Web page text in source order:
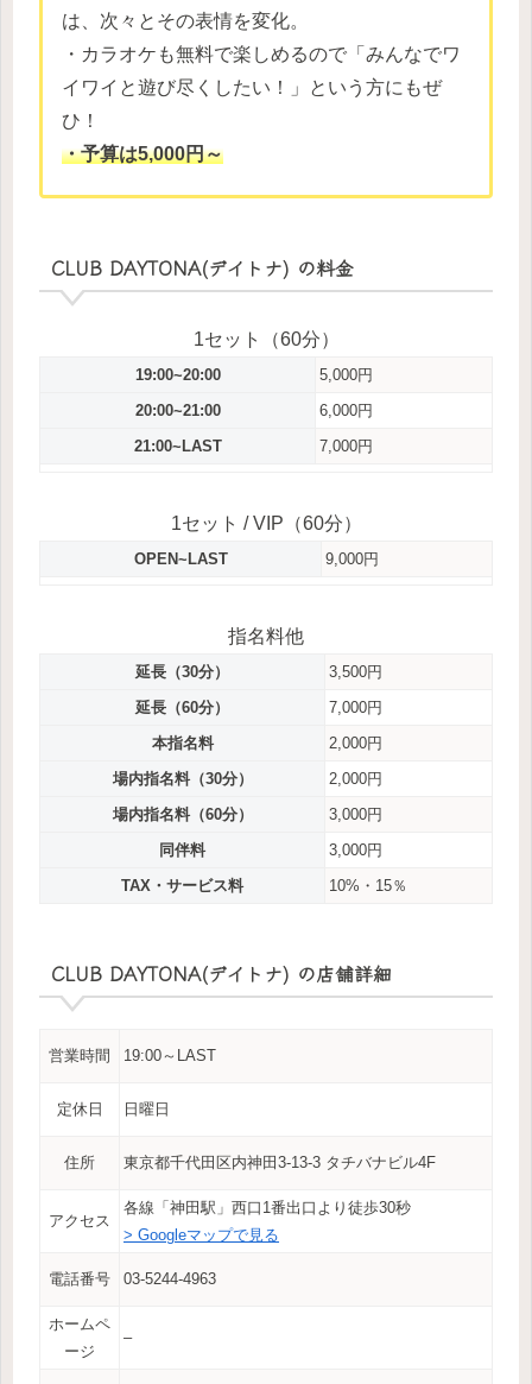
は、次々とその表情を変化。
・カラオケも無料で楽しめるので「みんなでワ
イワイと遊び尽くしたい！」という方にもぜ
ひ！
・予算は5,000円～
CLUB DAYTONA(デイトナ) の料金
1セット（60分）
19:00~20:00
5,000円
20:00~21:00
6,000円
21:00~LAST
7,000円
1セット / VIP（60分）
OPEN~LAST 9,000円
指名料他
延長（30分）
3,500円
延長（60分）
7,000円
本指名料
2,000円
場内指名料（30分）
2,000円
場内指名料（60分）
3,000円
同伴料
3,000円
TAX・サービス料
10%・15％
CLUB DAYTONA(デイトナ) の店舗詳細
営業時間 19:00～LAST
定休日 日曜日
住所 東京都千代田区内神田3-13-3 タチバナビル4F
アクセス
各線「神田駅」西口1番出口より徒歩30秒
> Googleマップで見る
電話番号 03-5244-4963
ホームペ
ージ
–